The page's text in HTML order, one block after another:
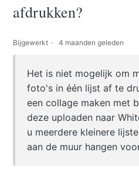
afdrukken?
Bijgewerkt 4 maanden geleden
Het is niet mogelijk om
foto's in één lijst af te
een collage maken met
deze uploaden naar
u meerdere kleinere
aan de muur hangen